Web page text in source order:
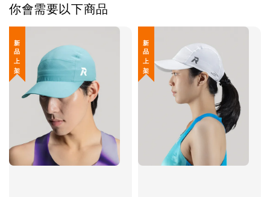
你會需要以下商品
新 品 上 架 新 品 上 架